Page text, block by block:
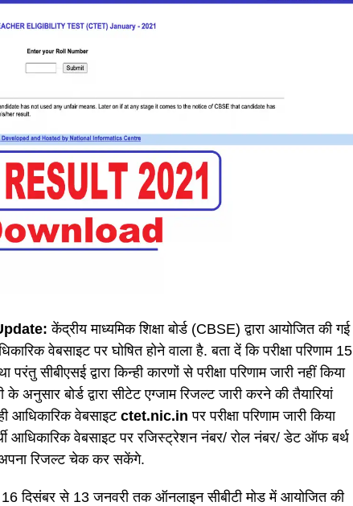
केंद्रीय माध्यमिक शिक्षा बोर्ड (CBSE) द्वारा आयोजित की गई
वेबसाइट पर घोषित होने वाला है. बता दें कि परीक्षा परिणाम 15
सीबीएसई द्वारा किन्ही कारणों से परीक्षा परिणाम जारी नहीं किया
अनुसार बोर्ड द्वारा सीटेट एग्जाम रिजल्ट जारी करने की तैयारियां
आधिकारिक वेबसाइट ctet.nic.inपर परीक्षा परिणाम जारी किया
आधिकारिक वेबसाइट पर रजिस्ट्रेशन नंबर/ रोल नंबर/ डेट ऑफ बर्थ
रिजल्ट चेक कर सकेंगे.
16 दिसंबर से 13 जनवरी तक ऑनलाइन सीबीटी मोड में आयोजित की